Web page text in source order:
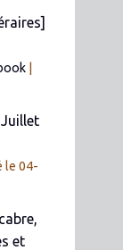
le 04-
et